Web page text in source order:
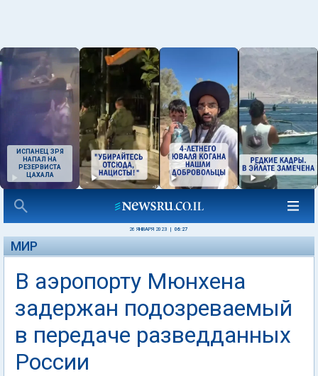
ИСПАНЕЦ ЗРЯ
НАПАЛ НА
РЕЗЕРВИСТА
ЦАХАЛА
26 ЯНВАРЯ 2023 06:27
МИР
В аэропорту Мюнхена
задержан подозреваемый
в передаче разведданных
России